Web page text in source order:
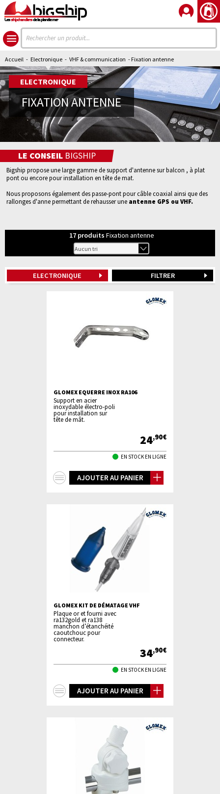
Lesshipchandlersde la planète mer
Accueil - Electronique - VHF & communication - Fixation antenne
LE CONSEIL BIGSHIP
Bigship propose une large gamme de support d'antenne sur balcon , à plat
pont ou encore pour installation en tête de mat.
Nous proposons également des passe-pont pour câble coaxial ainsi que des
rallonges d'anne permettant de rehausser une antenne GPS ou VHF.
ELECTRONIQUE
FIXATION ANTENNE
17produits Fixation antenne
ELECTRONIQUE FILTRER
GLOMEX EQUERRE INOX RA106
Support en acier
inoxydable électro-poli
pour installation sur
tête de mât.
24,90€
EN STOCK EN LIGNE
AJOUTER AU PANIER
GLOMEX KIT DE DÉMATAGE VHF
Plaque or et fourni avec
ra132gold et ra138
manchon d’étanchéité
caoutchouc pour
connecteur.
34,90€
EN STOCK EN LIGNE
AJOUTER AU PANIER